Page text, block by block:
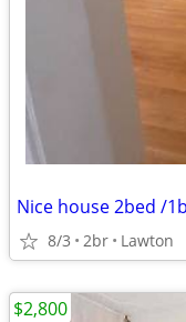
8/3 2br Lawton
$2,800